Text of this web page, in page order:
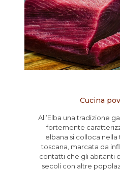
Cucina
All’Elba una tradizione
fortemente
elbana si colloca
toscana, marcata da
contatti che gli abitanti
secoli con altre